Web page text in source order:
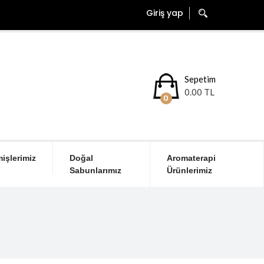
Giriş yap
0
Sepetim
0.00 TL
Doğal
Sabunlarımız
Aromaterapi
Ürünlerimiz